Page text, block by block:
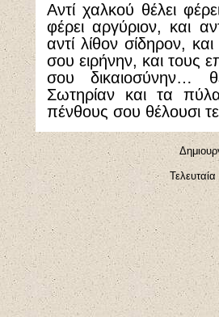
Αντί χαλκού θέλει
φέρει αργύριον, και
αντί λίθον σίδηρον,
σου ειρήνην, και τους
σου δικαιοσύνην…
Σωτηρίαν και τα
πένθους σου θέλουσι